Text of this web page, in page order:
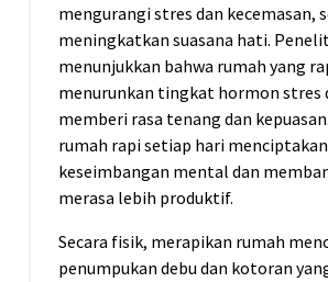
mengurangi stres dan kecemasan,
meningkatkan suasana hati.
menunjukkan bahwa rumah yang
menurunkan tingkat hormon stres
memberi rasa tenang dan
rumah rapi setiap hari menciptakan
keseimbangan mental dan
merasa lebih produktif.
Secara fisik, merapikan rumah
penumpukan debu dan kotoran